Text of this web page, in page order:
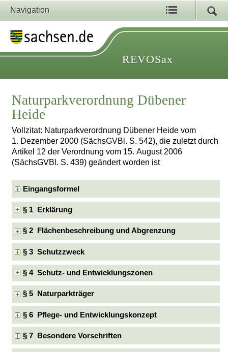
Navigation
REVOSax
Naturparkverordnung Dübener
Heide
Vollzitat: Naturparkverordnung Dübener Heide vom
1. Dezember 2000 (SächsGVBl. S. 542), die zuletzt durch
Artikel 12 der Verordnung vom 15. August 2006
(SächsGVBl. S. 439) geändert worden ist
Eingangsformel
§ 1 Erklärung
§ 2 Flächenbeschreibung und Abgrenzung
§ 3 Schutzzweck
§ 4 Schutz- und Entwicklungszonen
§ 5 Naturparkträger
§ 6 Pflege- und Entwicklungskonzept
§ 7 Besondere Vorschriften